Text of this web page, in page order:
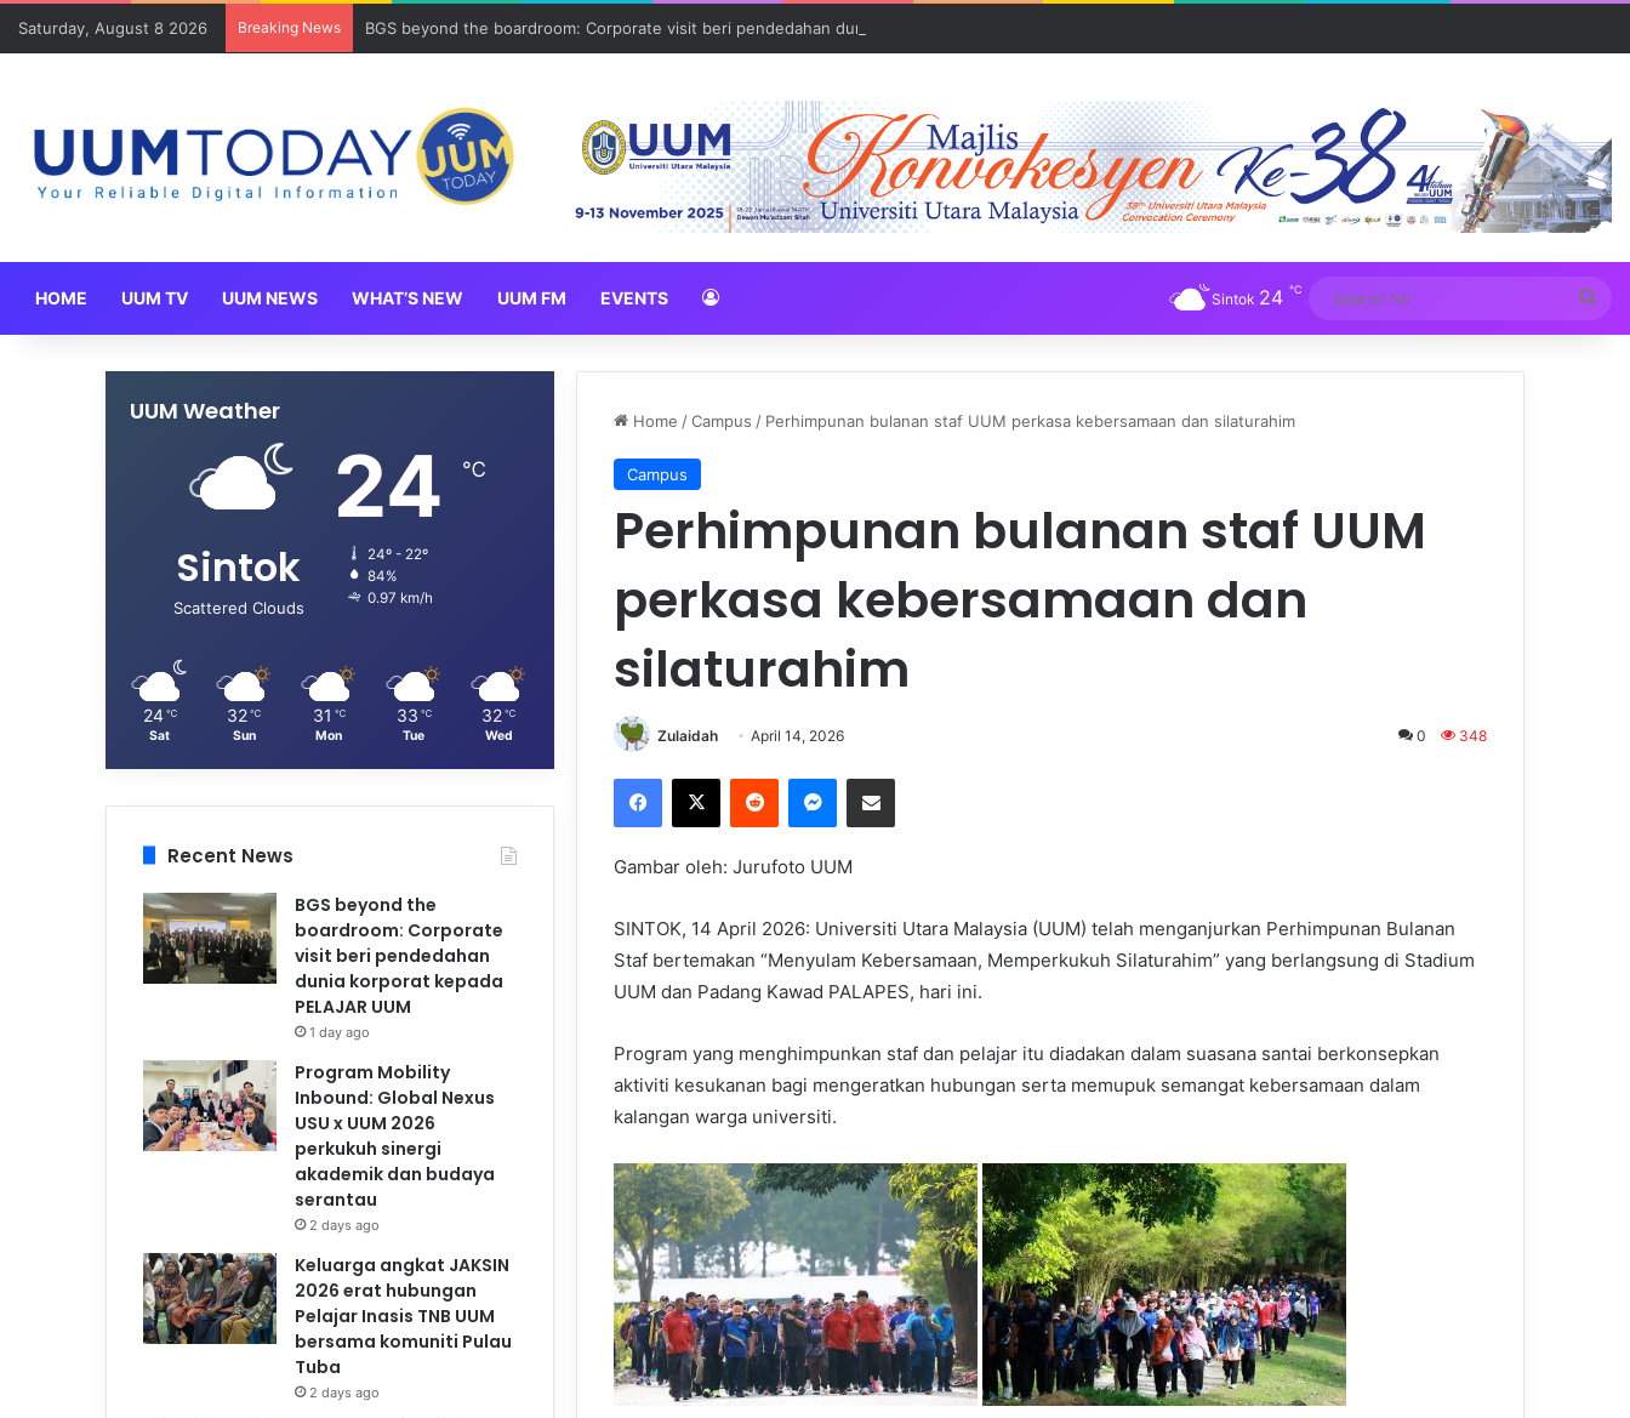
Saturday, August 8 2026 Breaking News BGS beyond the boardroom: Corporate visit beri pendedahan dunia korporat kepada PELAJAR UUM
HOME UUM TV UUM NEWS WHAT’S NEW UUM FM EVENTS Sintok 24 ℃
for
Home /Campus / Perhimpunan bulanan staf UUM perkasa kebersamaan dan silaturahim
Campus
Perhimpunan bulanan staf UUM
perkasa kebersamaan dan
silaturahim
Zulaidah April 14, 2026 0 348
Gambar oleh: Jurufoto UUM
SINTOK, 14 April 2026: Universiti Utara Malaysia (UUM) telah menganjurkan Perhimpunan Bulanan
Staf bertemakan “Menyulam Kebersamaan, Memperkukuh Silaturahim” yang berlangsung di Stadium
UUM dan Padang Kawad PALAPES, hari ini.
Program yang menghimpunkan staf dan pelajar itu diadakan dalam suasana santai berkonsepkan
aktiviti kesukanan bagi mengeratkan hubungan serta memupuk semangat kebersamaan dalam
kalangan warga universiti.
UUM Weather
Sintok
Scattered Clouds
24 ℃
24º - 22º
84%
0.97 km/h
24 ℃
Sat
32 ℃
Sun
31 ℃
Mon
33 ℃
Tue
32 ℃
Wed
Recent News
BGS beyond the
boardroom: Corporate
visit beri pendedahan
dunia korporat kepada
PELAJAR UUM
1 day ago
Program Mobility
Inbound: Global Nexus
USU x UUM 2026
perkukuh sinergi
akademik dan budaya
serantau
2 days ago
Keluarga angkat JAKSIN
2026 erat hubungan
Pelajar Inasis TNB UUM
bersama komuniti Pulau
Tuba
2 days ago